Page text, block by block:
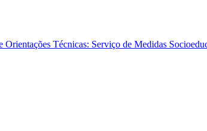
Orientações Técnicas: Serviço de Medidas